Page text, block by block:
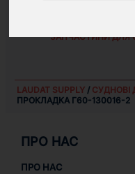
ЗАПЧАСТИНИ ДЛЯ
LAUDAT SUPPLY/ СУДНОВІ
ПРОКЛАДКА Г60-130016-2
ПРО НАС
ПРО НАС